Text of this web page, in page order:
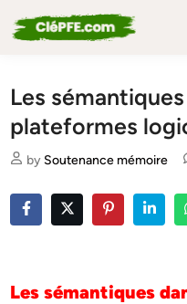
to
Les
plateformes
by Soutenance mémoire
Les sémantiques